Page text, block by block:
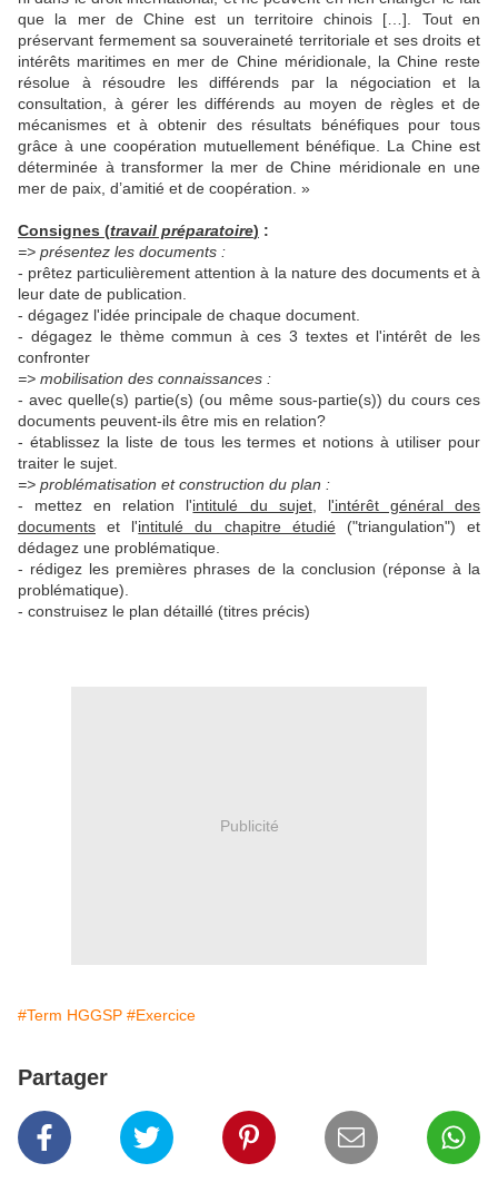
que la mer de Chine est un territoire chinois […]. Tout en
préservant fermement sa souveraineté territoriale et ses droits et
intérêts maritimes en mer de Chine méridionale, la Chine reste
résolue à résoudre les différends par la négociation et la
consultation, à gérer les différends au moyen de règles et de
mécanismes et à obtenir des résultats bénéfiques pour tous
grâce à une coopération mutuellement bénéfique. La Chine est
déterminée à transformer la mer de Chine méridionale en une
mer de paix, d’amitié et de coopération. »
Consignes (travail préparatoire) :
=> présentez les documents :
- prêtez particulièrement attention à la nature des documents et à
leur date de publication.
- dégagez l'idée principale de chaque document.
- dégagez le thème commun à ces 3 textes et l'intérêt de les
confronter
=> mobilisation des connaissances :
- avec quelle(s) partie(s) (ou même sous-partie(s)) du cours ces
documents peuvent-ils être mis en relation?
- établissez la liste de tous les termes et notions à utiliser pour
traiter le sujet.
=> problématisation et construction du plan :
- mettez en relation l'intitulé du sujet, l'intérêt général des
documents et l'intitulé du chapitre étudié("triangulation") et
dédagez une problématique.
- rédigez les premières phrases de la conclusion (réponse à la
problématique).
- construisez le plan détaillé (titres précis)
Publicité
#Term HGGSP #Exercice
Partager